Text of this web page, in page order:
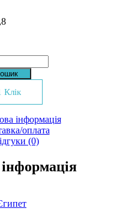
Клік
інформація
оплата
(0)